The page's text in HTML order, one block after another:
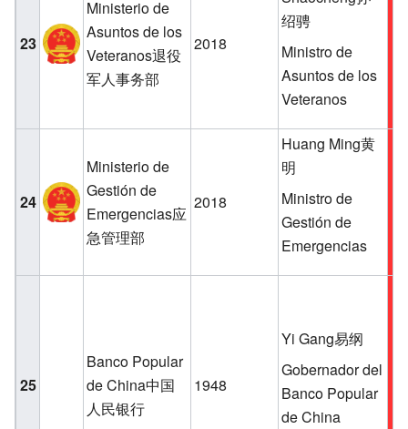
23
Ministerio de
Asuntos de los
Veteranos退役
军人事务部
2018
绍骋
Ministro de
Asuntos de los
Veteranos
24
Ministerio de
Gestión de
Emergencias应
急管理部
2018
Huang Ming黄
明
Ministro de
Gestión de
Emergencias
25
Banco Popular
de China中国
人民银行
1948
Yi Gang易纲
Gobernador del
Banco Popular
de China